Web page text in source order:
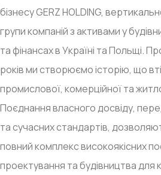
бізнесу GERZ HOLDING,
групи компаній з активами у
та фінансах в Україні та Польщі.
років ми створюємо історію, що
промислової, комерційної та
Поєднання власного досвіду,
та сучасних стандартів,
повний комплекс високоякісних
проектування та будівництва для